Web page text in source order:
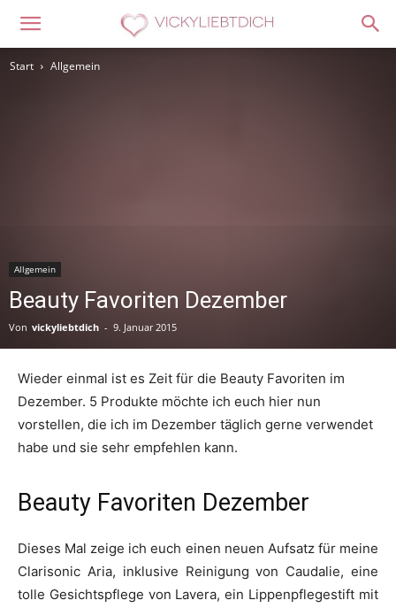
Start Allgemein
Allgemein
Beauty Favoriten Dezember
Von vickyliebtdich - 9. Januar 2015
Wieder einmal ist es Zeit für die Beauty Favoriten im
Dezember. 5 Produkte möchte ich euch hier nun
vorstellen, die ich im Dezember täglich gerne verwendet
habe und sie sehr empfehlen kann.
Beauty Favoriten Dezember
Dieses Mal zeige ich euch einen neuen Aufsatz für meine
Clarisonic Aria, inklusive Reinigung von Caudalie, eine
tolle Gesichtspflege von Lavera, ein Lippenpflegestift mit